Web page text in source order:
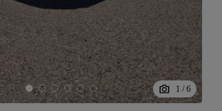
1 / 6